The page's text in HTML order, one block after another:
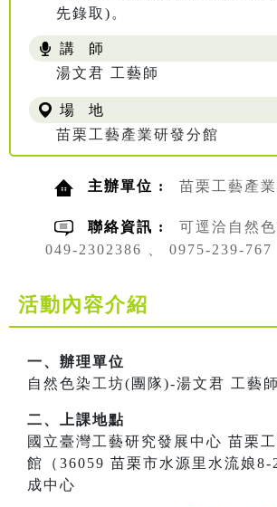
先錄取)。
講 師
湯文君 工藝師
場 地
苗栗工藝產業研發分館
主辦單位 : 苗栗工藝產
聯絡資訊 :
可逕洽自然
049-2302386 、 0975-239-767
活動內容介紹
一、辦理單位
自然色染工坊(團隊)-湯文君 工藝師
二、上課地點
國立臺灣工藝研究發展中心 苗栗
館（36059 苗栗市水源里水流娘8-
成中心